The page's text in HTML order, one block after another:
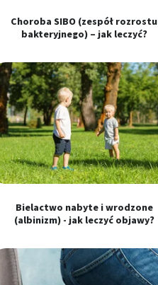
Choroba SIBO (zespół rozrostu
bakteryjnego) – jak leczyć?
Bielactwo nabyte i wrodzone
(albinizm) - jak leczyć objawy?